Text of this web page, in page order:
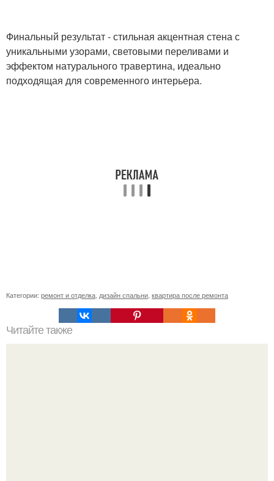
Финальный результат - стильная акцентная стена с
уникальными узорами, световыми переливами и
эффектом натурального травертина, идеально
подходящая для современного интерьера.
Категории: ремонт и отделка дизайн спальни квартира после ремонта
Читайте также